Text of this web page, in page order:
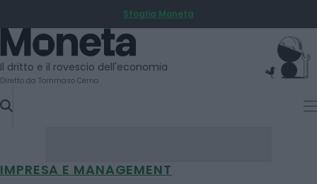
TO
CONTENT
Sfoglia Moneta
Moneta
Il dritto e il rovescio dell'economia
Diretto da Tommaso Cerno
IMPRESA E MANAGEMENT